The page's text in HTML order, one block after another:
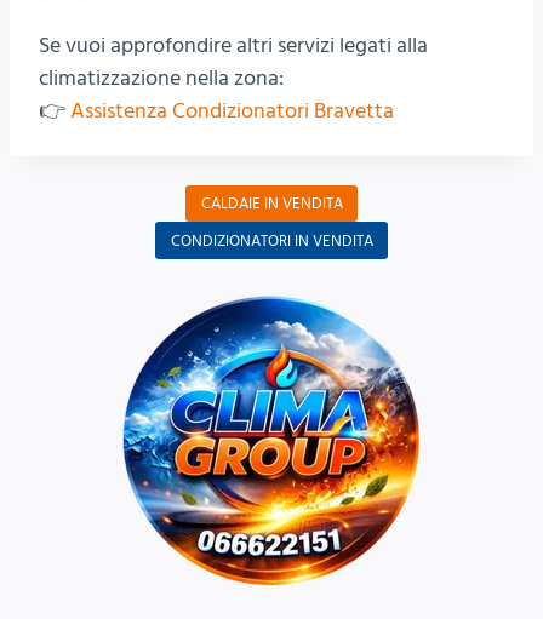
Se vuoi approfondire altri servizi legati alla
climatizzazione nella zona:
👉Assistenza Condizionatori Bravetta
CALDAIE IN VENDITA
CONDIZIONATORI IN VENDITA